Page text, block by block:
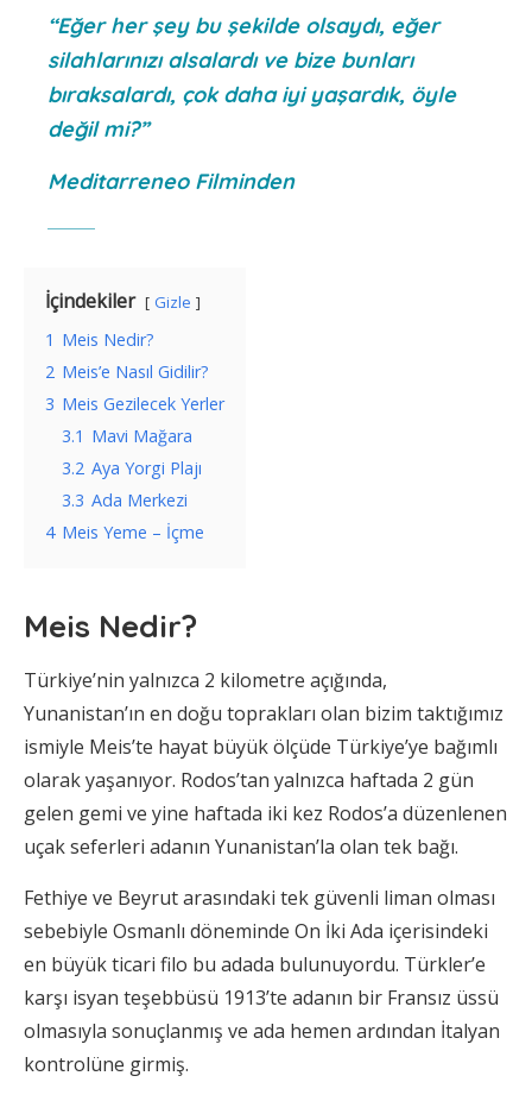
“Eğer her şey bu şekilde olsaydı, eğer
silahlarınızı alsalardı ve bize bunları
bıraksalardı, çok daha iyi yaşardık, öyle
değil mi?”
Meditarreneo Filminden
İçindekiler Gizle
1 Meis Nedir?
2 Meis’e Nasıl Gidilir?
3 Meis Gezilecek Yerler
3.1 Mavi Mağara
3.2 Aya Yorgi Plajı
3.3 Ada Merkezi
4 Meis Yeme – İçme
Meis Nedir?
Türkiye’nin yalnızca 2 kilometre açığında,
Yunanistan’ın en doğu toprakları olan bizim taktığımız
ismiyle Meis’te hayat büyük ölçüde Türkiye’ye bağımlı
olarak yaşanıyor. Rodos’tan yalnızca haftada 2 gün
gelen gemi ve yine haftada iki kez Rodos’a düzenlenen
uçak seferleri adanın Yunanistan’la olan tek bağı.
Fethiye ve Beyrut arasındaki tek güvenli liman olması
sebebiyle Osmanlı döneminde On İki Ada içerisindeki
en büyük ticari filo bu adada bulunuyordu. Türkler’e
karşı isyan teşebbüsü 1913’te adanın bir Fransız üssü
olmasıyla sonuçlanmış ve ada hemen ardından İtalyan
kontrolüne girmiş.